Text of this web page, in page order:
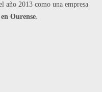
año 2013 como una empresa
Ourense.